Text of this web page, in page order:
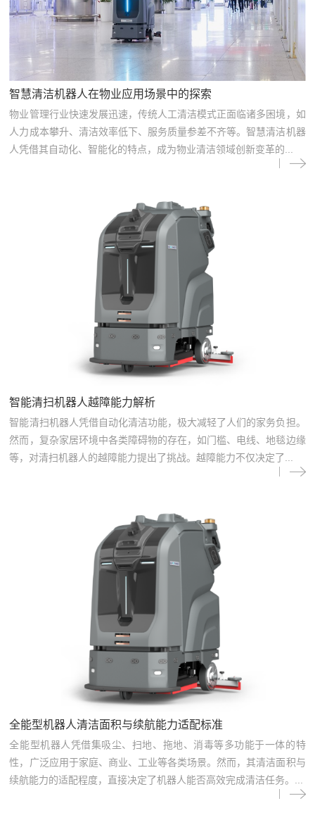
智慧清洁机器人在物业应用场景中的探索
物业管理行业快速发展迅速，传统人工清洁模式正面临诸多困境，如
人力成本攀升、清洁效率低下、服务质量参差不齐等。智慧清洁机器
人凭借其自动化、智能化的特点，成为物业清洁领域创新变革的...
智能清扫机器人越障能力解析
智能清扫机器人凭借自动化清洁功能，极大减轻了人们的家务负担。
然而，复杂家居环境中各类障碍物的存在，如门槛、电线、地毯边缘
等，对清扫机器人的越障能力提出了挑战。越障能力不仅决定了...
全能型机器人清洁面积与续航能力适配标准
全能型机器人凭借集吸尘、扫地、拖地、消毒等多功能于一体的特
性，广泛应用于家庭、商业、工业等各类场景。然而，其清洁面积与
续航能力的适配程度，直接决定了机器人能否高效完成清洁任务。...